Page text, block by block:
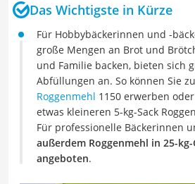
Das Wichtigste in Kürze
Für Hobbybäckerinnen und -
große Mengen an Brot und
und Familie backen, bieten sich
Abfüllungen an. So können Sie
Roggenmehl 1150 erwerben
etwas kleineren 5-kg-Sack
Für professionelle Bäckerinnen
außerdem Roggenmehl in 25-
angeboten.